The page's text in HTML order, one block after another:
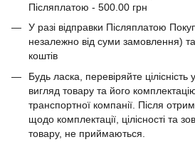
Післяплатою - 500.00 грн
У разі відправки Післяплатою
незалежно від суми замовлення)
коштів
Будь ласка, перевіряйте цілісність
вигляд товару та його
транспортної компанії. Після
щодо комплектації, цілісності та
товару, не приймаються.